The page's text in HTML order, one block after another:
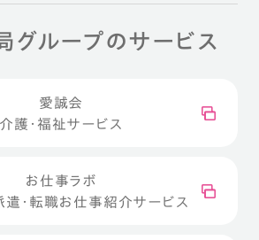
グループのサービス
愛誠会
介護・福祉サービス
お仕事ラボ
遣・転職お仕事紹介サービス